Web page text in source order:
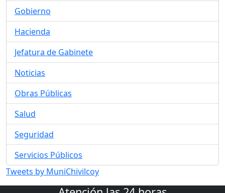
Gobierno
Hacienda
Jefatura de Gabinete
Noticias
Obras Públicas
Salud
Seguridad
Servicios Públicos
Tweets by MuniChivilcoy